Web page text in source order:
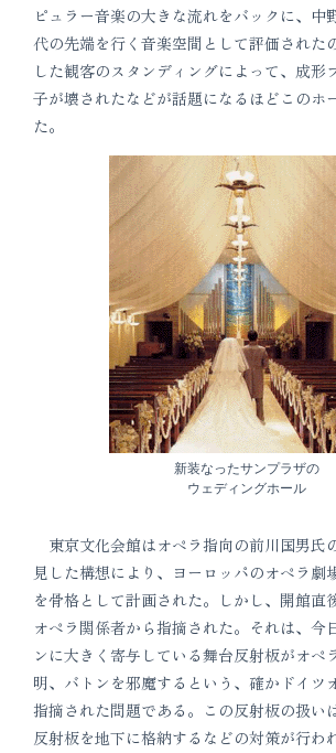
ピュラー音楽の大きな流れをバックに、中
代の先端を行く音楽空間として評価された
した観客のスタンディングによって、成形
子が壊されたなどが話題になるほどこのホ
た。
新装なったサンプラザの
ウェディングホール
東京文化会館はオペラ指向の前川国男氏
見した構想により、ヨーロッパのオペラ劇
を骨格として計画された。しかし、開館直
オペラ関係者から指摘された。それは、今
ンに大きく寄与している舞台反射板がオペ
明、バトンを邪魔するという、確かドイツ
指摘された問題である。この反射板の扱い
反射板を地下に格納するなどの対策が行わ